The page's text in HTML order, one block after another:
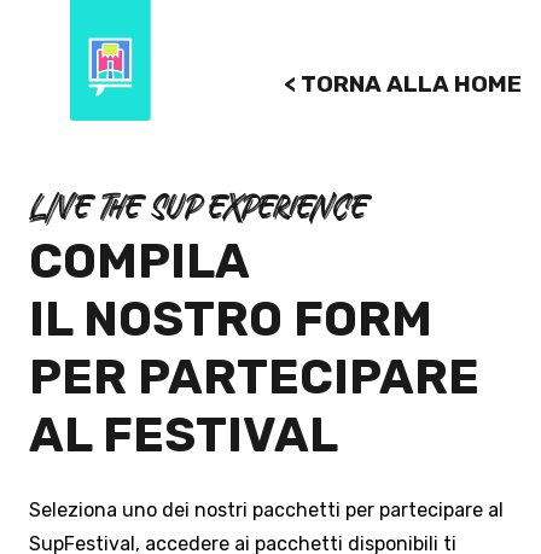
< TORNA ALLA HOME
LIVE THE SUP EXPERIENCE
COMPILA
IL NOSTRO FORM
PER PARTECIPARE
AL FESTIVAL
Seleziona uno dei nostri pacchetti per partecipare al
SupFestival, accedere ai pacchetti disponibili ti